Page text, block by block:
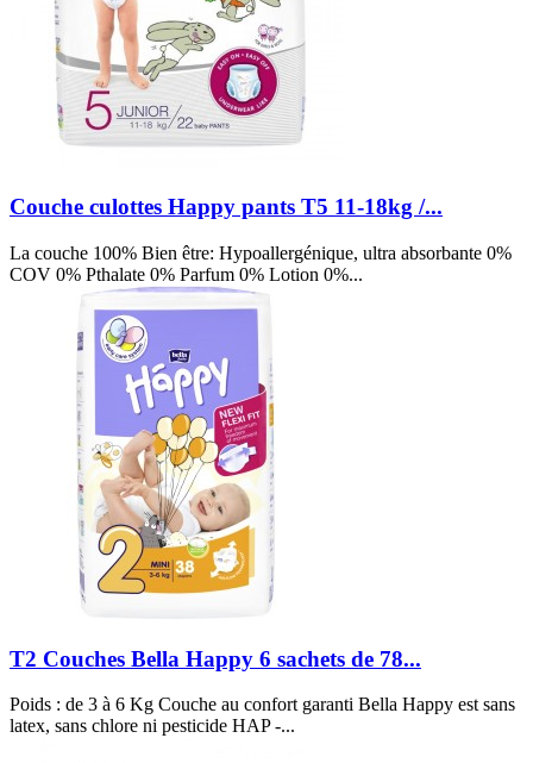
Couche culottes Happy pants T5 11-18kg /...
La couche 100% Bien être: Hypoallergénique, ultra absorbante 0%
COV 0% Pthalate 0% Parfum 0% Lotion 0%...
T2 Couches Bella Happy 6 sachets de 78...
Poids : de 3 à 6 Kg Couche au confort garanti Bella Happy est sans
latex, sans chlore ni pesticide HAP -...